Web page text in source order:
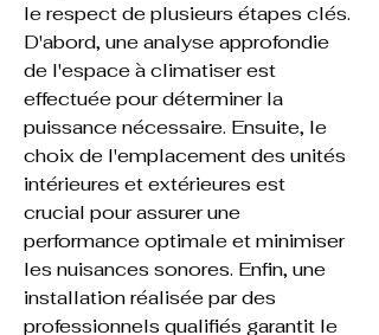
le respect de plusieurs étapes clés.
D'abord, une analyse approfondie
de l'espace à climatiser est
effectuée pour déterminer la
puissance nécessaire. Ensuite, le
choix de l'emplacement des unités
intérieures et extérieures est
crucial pour assurer une
performance optimale et minimiser
les nuisances sonores. Enfin, une
installation réalisée par des
professionnels qualifiés garantit le